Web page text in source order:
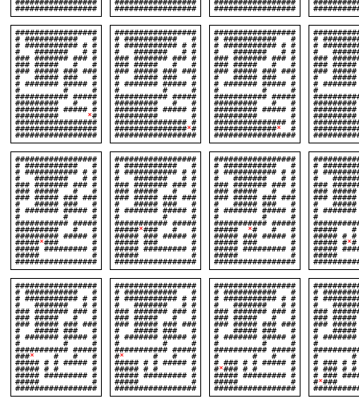
#################
#################
#################
#################
#################
#################
#################
# ########### #
# ########### # #
# ####### # #
### ####### ### #
### ##### # #
### ##### ### ###
# ##### ### #
# ####### ##### #
# # #
########### #####
######### # #
######### ##### #
######### *#
#################
#################
#################
#################
# ########### #
# ########### # #
# ####### # #
### ####### ### #
### ##### # #
### ##### ### ###
# ##### ### #
# ####### ##### #
# # #
########### #####
######### # #
######### ##### #
######### #
############### #
###############*#
#################
#################
# ########### #
# ########### # #
# ####### # #
### ####### ### #
### ##### # #
### ##### ### ###
# ##### ### #
# ####### ##### #
# # #
########### #####
######### # #
######### ##### #
######### #
############### #
#############* #
#################
#
#
#
###
###
###
#
#
#
#################
# ########### #
# ########### # #
# ####### # #
### ####### ### #
### ##### # #
### ##### ### ###
# ##### ### #
# ####### ##### #
# # #
########### #####
######### # #
######### ##### #
#####*### #
##### ######### #
##### #
#################
#################
# ########### #
# ########### # #
# ####### # #
### ####### ### #
### ##### # #
### ##### ### ###
# ##### ### #
# ####### ##### #
# # #
########### #####
#####*### # #
##### ### ##### #
##### ### #
##### ######### #
##### #
#################
#################
# ########### #
# ########### # #
# ####### # #
### ####### ### #
### ##### # #
### ##### ### ###
# ##### ### #
# ####### ##### #
# # #
########### #####
##### *# # #
##### ### ##### #
##### ### #
##### ######### #
##### #
#################
#
#
#
###
###
###
#
#
#
#####
##### # #
##### #*
#####
#################
# ########### #
# ########### # #
# ####### # #
### ####### ### #
### ##### # #
### ##### ### ###
# ##### ### #
# ####### ##### #
# # #
########### #####
###* # # #
##### # # ##### #
##### # # #
##### ######### #
##### #
#################
#################
# ########### #
# ########### # #
# ####### # #
### ####### ### #
### ##### # #
### ##### ### ###
# ##### ### #
# ####### ##### #
# # #
########### #####
#* # # #
##### # # ##### #
##### # # #
##### ######### #
##### #
#################
#################
# ########### #
# ########### # #
# ####### # #
### ####### ### #
### ##### # #
### ##### ### ###
# ##### ### #
# ####### ##### #
# # #
########### #####
# # # #
# ### # # ##### #
#*### # # #
##### ######### #
##### #
#################
#
#
#
###
###
###
#
#
#
# #
# ### # #
# ###
# ###
#*